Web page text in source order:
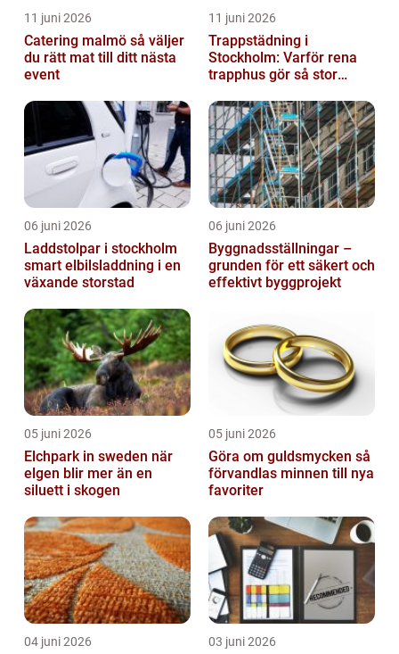
11 juni 2026
Catering malmö så väljer
du rätt mat till ditt nästa
event
11 juni 2026
Trappstädning i
Stockholm: Varför rena
trapphus gör så stor
06 juni 2026
Laddstolpar i stockholm
smart elbilsladdning i en
växande storstad
06 juni 2026
Byggnadsställningar –
grunden för ett säkert och
effektivt byggprojekt
05 juni 2026
Elchpark in sweden när
elgen blir mer än en
siluett i skogen
05 juni 2026
Göra om guldsmycken så
förvandlas minnen till nya
favoriter
04 juni 2026 03 juni 2026